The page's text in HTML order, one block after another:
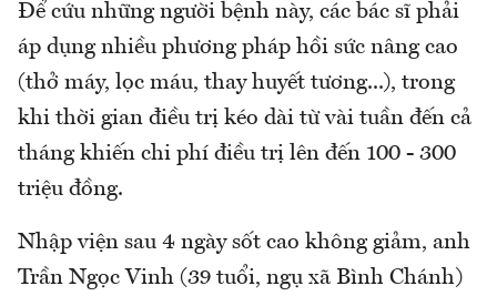
Để cứu những người bệnh này, các bác sĩ phải
áp dụng nhiều phương pháp hồi sức nâng cao
(thở máy, lọc máu, thay huyết tương...), trong
khi thời gian điều trị kéo dài từ vài tuần đến cả
tháng khiến chi phí điều trị lên đến 100 - 300
triệu đồng.
Nhập viện sau 4 ngày sốt cao không giảm, anh
Trần Ngọc Vinh (39 tuổi, ngụ xã Bình Chánh)